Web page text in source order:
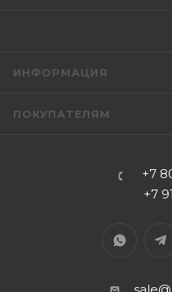
ИНФОРМАЦИЯ
ПОКУПАТЕЛЯМ
+7
+7